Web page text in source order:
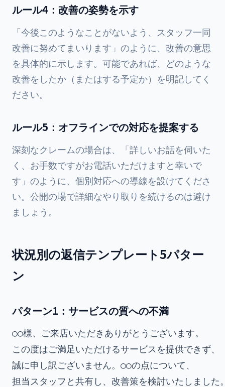
ルール4：改善の姿勢を示す
「今後このようなことがないよう、スタッフ一同
改善に努めてまいります」のように、改善の意思
を具体的に示します。可能であれば、どのような
改善をしたか（またはする予定か）を明記してく
ださい。
ルール5：オフラインでの対応を提案する
深刻なクレームの場合は、「詳しいお話を伺いた
く、お手数ですがお電話いただけますと幸いで
す」のように、個別対応への導線を設けてくださ
い。公開の場で詳細なやり取りを続けるのは避け
ましょう。
状況別の返信テンプレート5パター
ン
パターン1：サービスの質への不満
○○様、ご来店いただきありがとうございます。
この度はご満足いただけるサービスを提供できず、
誠に申し訳ございません。○○の点について、
担当スタッフと共有し、改善策を検討いたしました